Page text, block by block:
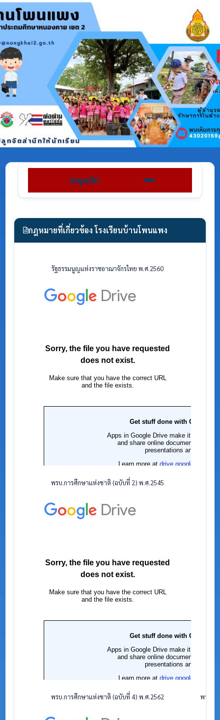
เมนูหลัก
กฎหมายที่เกี่ยวข้อง โรงเรียนบ้านโพนแพง
รัฐธรรมนูญแห่งราชอาณาจักรไทย พ.ศ.2560
พรบ.การศึกษาแห่งชาติ (ฉบับที่ 2) พ.ศ.2545
พรบ.การศึกษาแห่งชาติ (ฉบับที่ 4) พ.ศ.2562 พรบ.ร